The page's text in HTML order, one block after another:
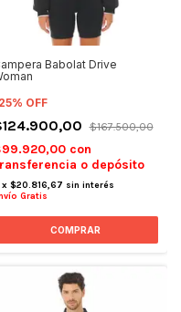
Babolat Drive
25% OFF
$167.500,00
con
o depósito
x $20.816,67 sin interés
Gratis
COMPRAR